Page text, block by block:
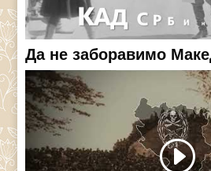
Да не заборавимо